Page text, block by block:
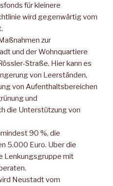
für kleinere
wird gegenwärtig vom
zur
und der Wohnquartiere
Straße. Hier kann es
von Leerständen,
von Aufenthaltsbereichen
und
die Unterstützung von
90 %, die
5.000 Euro. Uber die
Lenkungsgruppe mit
Neustadt vom